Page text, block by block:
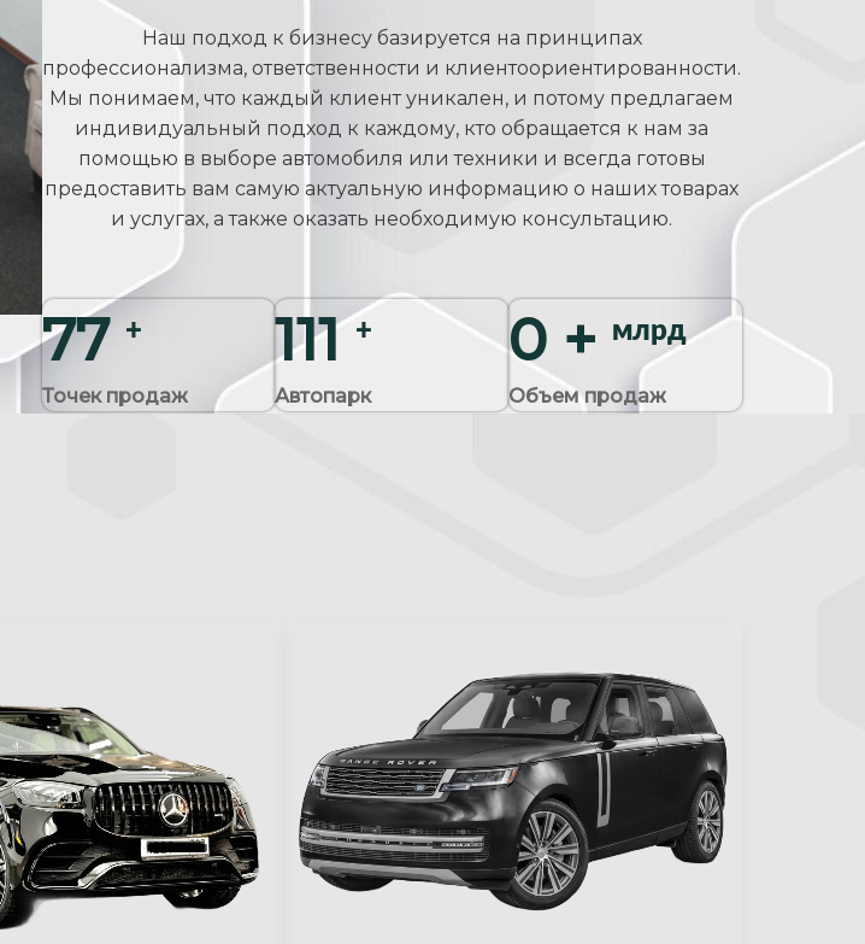
Наш подход к бизнесу базируется на принципах
профессионализма, ответственности и клиентоориентированности.
Мы понимаем, что каждый клиент уникален, и потому предлагаем
индивидуальный подход к каждому, кто обращается к нам за
помощью в выборе автомобиля или техники и всегда готовы
предоставить вам самую актуальную информацию о наших товарах
и услугах, а также оказать необходимую консультацию.
100
Точек продаж
145
Автопарк
1+ млрд
Объем продаж